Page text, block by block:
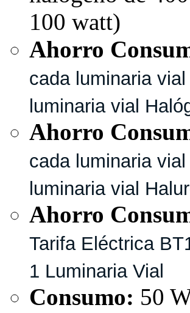
100 watt)
Ahorro
cadaluminaria vial
luminaria vial
Ahorro
cadaluminaria vial
luminaria vial
Ahorro
Tarifa Eléctrica
1 Luminaria Vial
Consumo: 50